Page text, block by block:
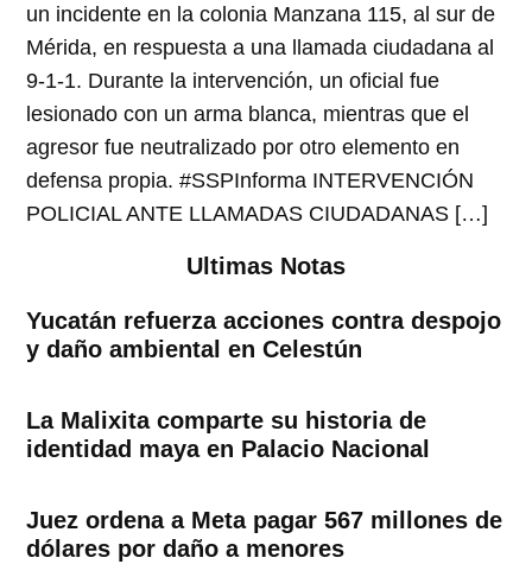
un incidente en la colonia Manzana 115, al sur de
Mérida, en respuesta a una llamada ciudadana al
9-1-1. Durante la intervención, un oficial fue
lesionado con un arma blanca, mientras que el
agresor fue neutralizado por otro elemento en
defensa propia. #SSPInforma INTERVENCIÓN
POLICIAL ANTE LLAMADAS CIUDADANAS […]
Ultimas Notas
Yucatán refuerza acciones contra despojo
y daño ambiental en Celestún
La Malixita comparte su historia de
identidad maya en Palacio Nacional
Juez ordena a Meta pagar 567 millones de
dólares por daño a menores